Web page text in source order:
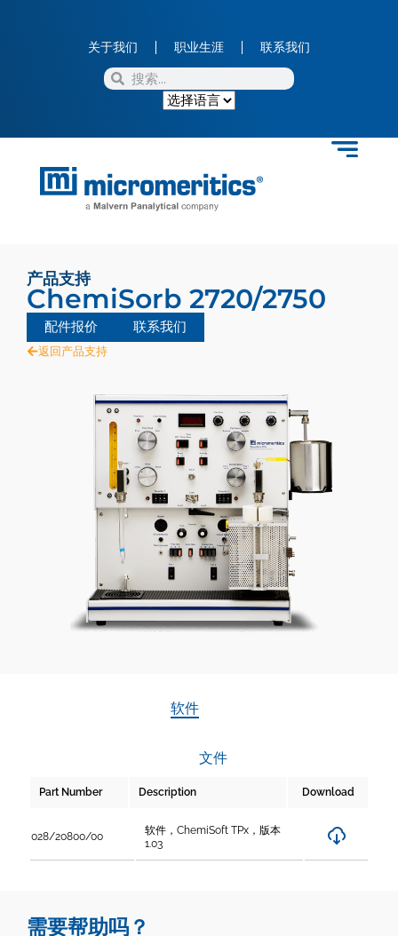
关于我们 职业生涯 联系我们
产品支持
ChemiSorb 2720/2750
配件报价 联系我们
返回产品支持
软件
文件
Part Number Description Download
028/20800/00
软件，ChemiSoft TPx，版本
1.03
需要帮助吗？